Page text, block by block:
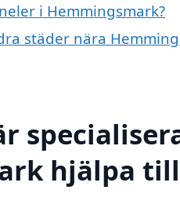
i Hemmingsmark?
städer nära
hjälpa